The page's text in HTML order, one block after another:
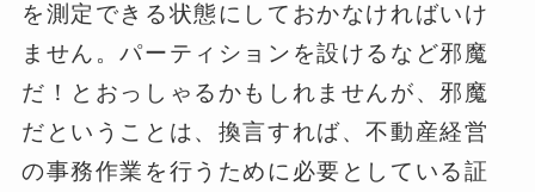
を測定できる状態にしておかなければいけ
ません。パーティションを設けるなど邪魔
だ！とおっしゃるかもしれませんが、邪魔
だということは、換言すれば、不動産経営
の事務作業を行うために必要としている証